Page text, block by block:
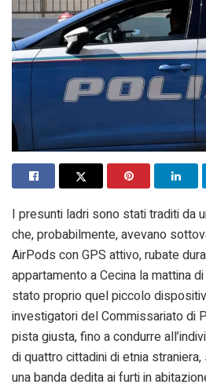
I presunti ladri sono stati traditi da
che, probabilmente, avevano
AirPods con GPS attivo, rubate
appartamento a Cecina la mattina
stato proprio quel piccolo
investigatori del Commissariato di
pista giusta, fino a condurre
di quattro cittadini di etnia
una banda dedita ai furti in